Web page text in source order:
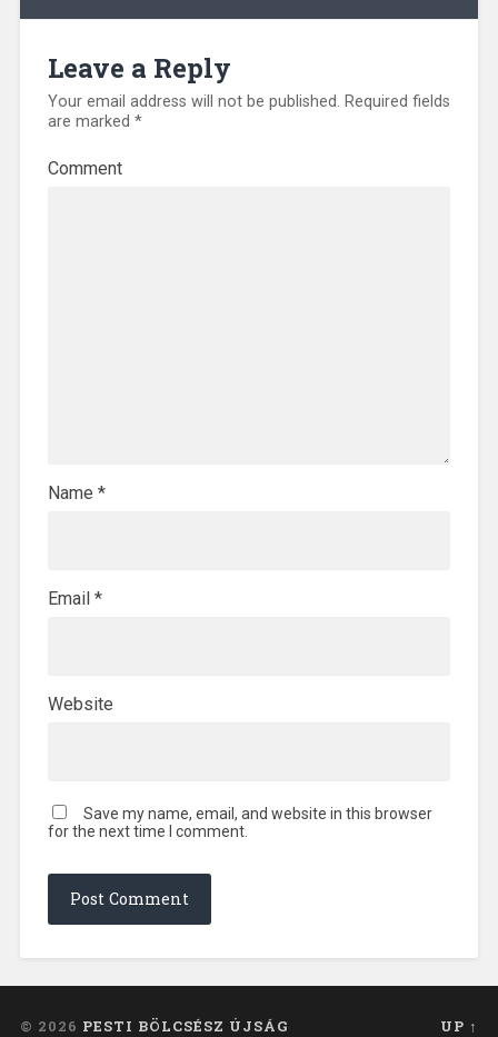
Leave a Reply
Your email address will not be published. Required fields
are marked *
Comment
Name *
Email *
Website
Save my name, email, and website in this browser
for the next time I comment.
© 2026 PESTI BÖLCSÉSZ ÚJSÁG UP ↑